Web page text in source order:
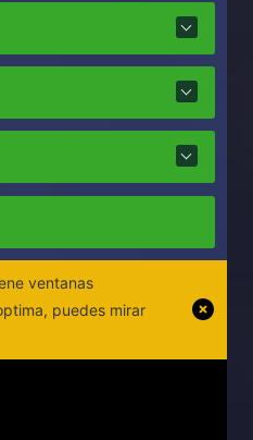
ventanas
puedes mirar